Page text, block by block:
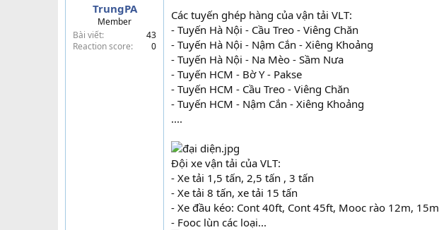
TrungPA
Member
Bài viết
43
Reaction score
0
Các tuyến ghép hàng của vận tải VLT:
- Tuyến Hà Nội - Cầu Treo - Viêng Chăn
- Tuyến Hà Nội - Nậm Cắn - Xiêng Khoảng
- Tuyến Hà Nội - Na Mèo - Sầm Nưa
- Tuyến HCM - Bờ Y - Pakse
- Tuyến HCM - Cầu Treo - Viêng Chăn
- Tuyến HCM - Nậm Cắn - Xiêng Khoảng
....
Đội xe vận tải của VLT:
- Xe tải 1,5 tấn, 2,5 tấn , 3 tấn
- Xe tải 8 tấn, xe tải 15 tấn
- Xe đầu kéo: Cont 40ft, Cont 45ft, Mooc rào 12m, 15m
- Fooc lùn các loại...